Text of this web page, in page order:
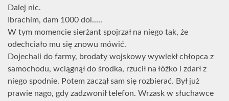
Dalej nic.
Ibrachim, dam 1000 dol.....
W tym momencie sierżant spojrzał na niego tak, że
odechciało mu się znowu mówić.
Dojechali do farmy, brodaty wojskowy wywlekł chłopca z
samochodu, wciągnął do środka, rzucił na łóżko i zdarł z
niego spodnie. Potem zaczął sam się rozbierać. Był już
prawie nago, gdy zadzwonił telefon. Wrzask w słuchawce